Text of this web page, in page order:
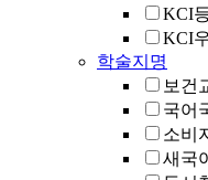
KCI
KCI
학술지명
보건
국어
소비
새국